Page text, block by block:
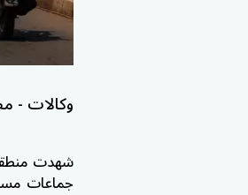
وكالات -
شهدت